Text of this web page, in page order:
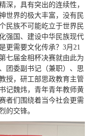
深，具有突出的连续性，
世界的极大丰富，没有民
民族不可能屹立于世界民
强国、建设中华民族现代
更需要文化传承？3月21
七届金相杯决赛就由此为
团委副书记（兼职）、思
授，研工部思政教育主管
记魏炜，青年青年教师黄
者们围绕着当今社会更需
的交锋。